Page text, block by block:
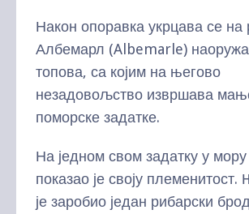
Након опоравка укрцава се на
Албемарл (Albemarle)
топова, са којим на његово
незадовољство извршава
поморске задатке.
На једном свом задатку у
показао је своју
је заробио један рибарски